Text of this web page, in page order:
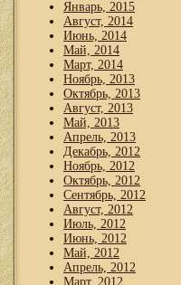
Январь, 2015
Август, 2014
Июнь, 2014
Май, 2014
Март, 2014
Ноябрь, 2013
Октябрь, 2013
Август, 2013
Май, 2013
Апрель, 2013
Декабрь, 2012
Ноябрь, 2012
Октябрь, 2012
Сентябрь, 2012
Август, 2012
Июль, 2012
Июнь, 2012
Май, 2012
Апрель, 2012
Март, 2012